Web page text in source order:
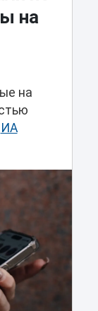
на
на
ИА